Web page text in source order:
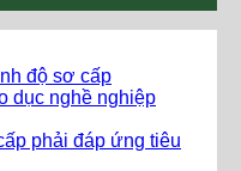
độ sơ cấp
dục nghề nghiệp
phải đáp ứng tiêu